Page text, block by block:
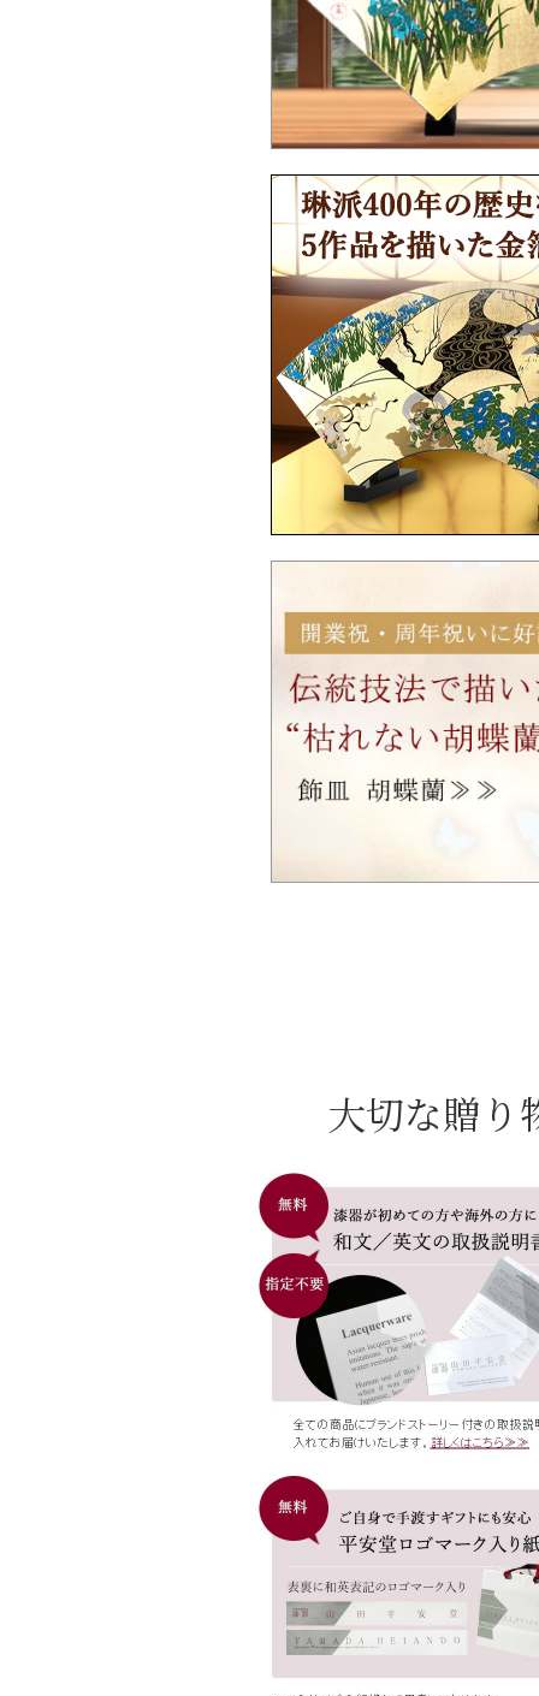
Ｑ：海外配送は対応していますか？
Ｑ：海外配送はどうやって注文したらい
ですか？
Ｑ：英文の取扱説明書はありますか？
大切な贈